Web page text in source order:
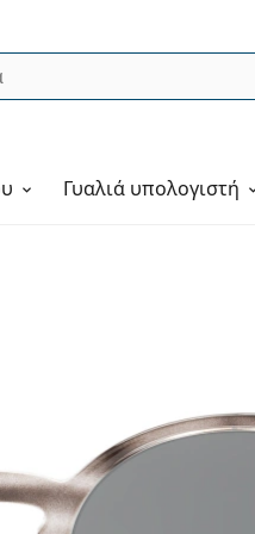
Γυαλιά υπολογιστή